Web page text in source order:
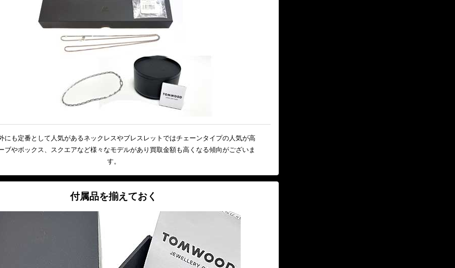
にも定番として人気があるネックレスやブレスレットではチェーンタイプの人気が高
ブやボックス、スクエアなど様々なモデルがあり買取金額も高くなる傾向がございま
す。
付属品を揃えておく